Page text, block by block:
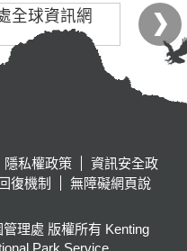
隱私權政策
資訊安全政
復機制
無障礙網頁說
理處 版權所有 Kenting
Park Service,